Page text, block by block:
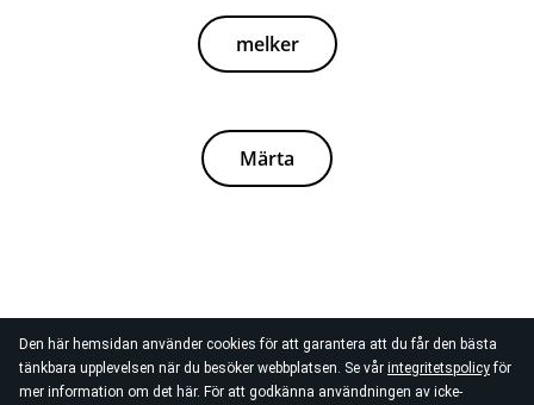
Den här hemsidan använder cookies för att garantera att du får den bästa
tänkbara upplevelsen när du besöker webbplatsen. Se vår integritetspolicyför
mer information om det här. För att godkänna användningen av icke-
melker
Märta